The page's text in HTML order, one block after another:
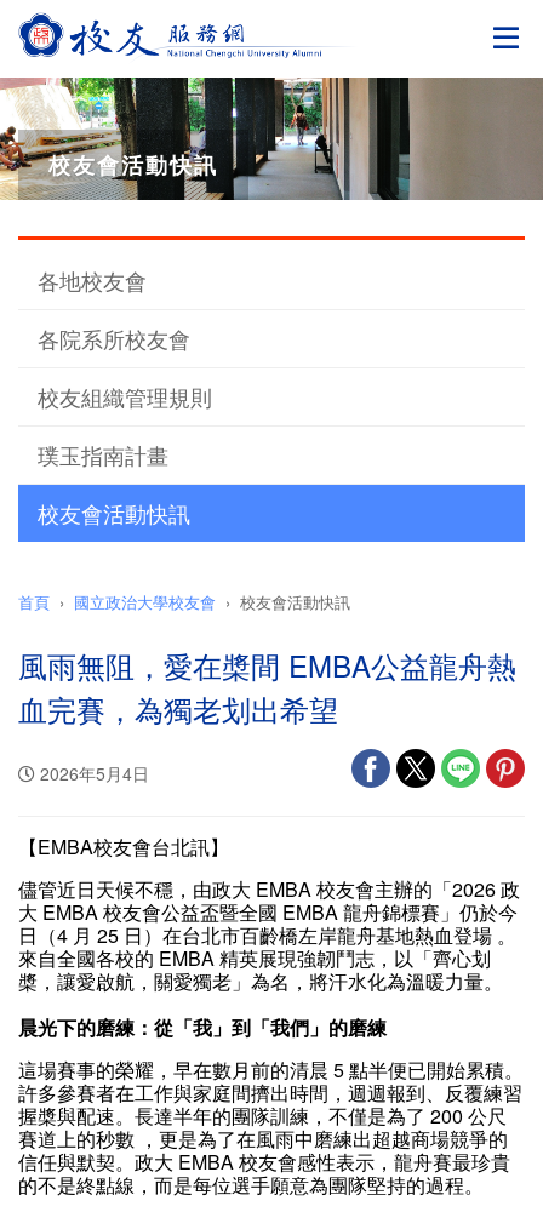
切
校友會活動快訊
各地校友會
各院系所校友會
校友組織管理規則
璞玉指南計畫
校友會活動快訊
首頁 國立政治大學校友會 校友會活動快訊
風雨無阻，愛在槳間 EMBA公益龍舟熱
血完賽，為獨老划出希望
2026年5月4日
【EMBA校友會台北訊】
儘管近日天候不穩，由政大 EMBA 校友會主辦的「2026 政
大 EMBA 校友會公益盃暨全國 EMBA 龍舟錦標賽」仍於今
日（4 月 25 日）在台北市百齡橋左岸龍舟基地熱血登場 。
來自全國各校的 EMBA 精英展現強韌鬥志，以「齊心划
槳，讓愛啟航，關愛獨老」為名，將汗水化為溫暖力量。
晨光下的磨練：從「我」到「我們」的磨練
這場賽事的榮耀，早在數月前的清晨 5 點半便已開始累積。
許多參賽者在工作與家庭間擠出時間，週週報到、反覆練習
握槳與配速。長達半年的團隊訓練，不僅是為了 200 公尺
賽道上的秒數 ，更是為了在風雨中磨練出超越商場競爭的
信任與默契。政大 EMBA 校友會感性表示，龍舟賽最珍貴
的不是終點線，而是每位選手願意為團隊堅持的過程。